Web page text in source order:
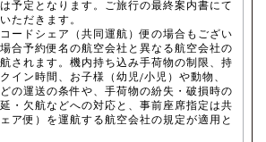
予定となります。ご旅行の最終案内書にて
ただきます。
ードシェア（共同運航）便の場合もござい
合予約便名の航空会社と異なる航空会社の
されます。機内持ち込み手荷物の制限、持
イン時間、お子様（幼児/小児）や動物、
の運送の条件や、手荷物の紛失・破損時の
・欠航などへの対応と、事前座席指定は共
ア便）を運航する航空会社の規定が適用と